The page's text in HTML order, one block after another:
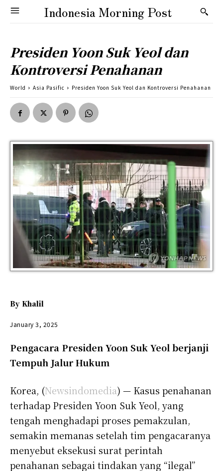
Indonesia Morning Post
Presiden Yoon Suk Yeol dan
Kontroversi Penahanan
World Asia Pasific Presiden Yoon Suk Yeol dan Kontroversi Penahanan
By Khalil
January 3, 2025
Pengacara Presiden Yoon Suk Yeol berjanji
Tempuh Jalur Hukum
Korea, (Newsindomedia) — Kasus penahanan
terhadap Presiden Yoon Suk Yeol, yang
tengah menghadapi proses pemakzulan,
semakin memanas setelah tim pengacaranya
menyebut eksekusi surat perintah
penahanan sebagai tindakan yang “ilegal”